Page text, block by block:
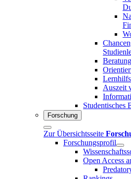
Auszeit
Studentisches
Forschung
Zur Übersichtsseite
Forschungsprofil
Open Access